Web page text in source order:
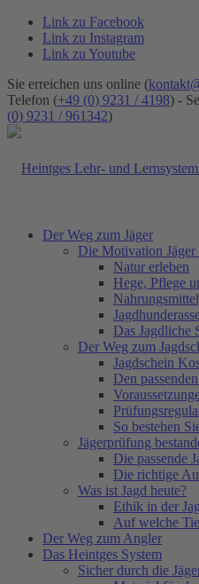
Link zu Facebook
Link zu Instagram
Link zu Youtube
Sie erreichen uns online (
Telefon (+49 (0) 9231 / 4198) -
(0) 9231 / 961342)
Der Weg zum Jäger
Die Motivation Jäger
Natur erleben
Hege, Pflege
Das Jagdliche
Der Weg zum
Jagdschein
Den
So bestehen
Jägerprüfung
Die passende
Die richtige
Was ist Jagd heute?
Ethik in der
Auf welche
Der Weg zum Angler
Das Heintges System
Sicher durch die